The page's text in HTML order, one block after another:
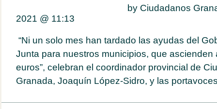
by Ciudadanos
2021 @ 11:13
“Ni un solo mes han tardado las ayudas del
Junta para nuestros municipios, que ascienden
euros”, celebran el coordinador provincial de
Granada, Joaquín López-Sidro, y las